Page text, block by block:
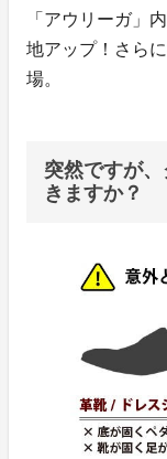
「アウリーガ」
地アップ！さら
場。
突然ですが
きますか？